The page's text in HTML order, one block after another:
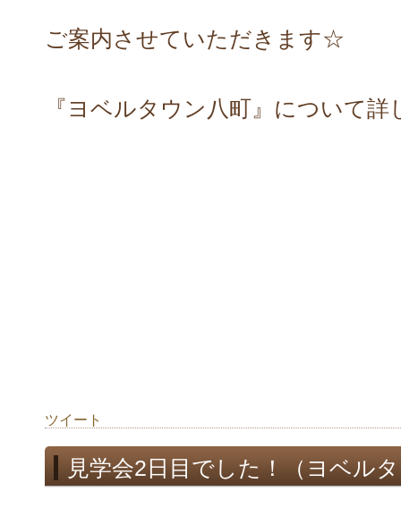
ご案内させていただきます☆
『ヨベルタウン八町』について詳
ツイート
見学会2日目でした！（ヨベル